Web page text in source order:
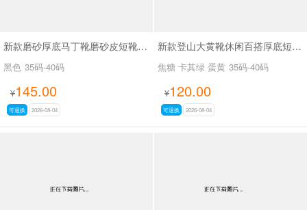
新款磨砂厚底马丁靴磨砂皮短靴SA7062
黑色 35码-40码
¥145.00
可退换 2026-08-04
新款登山大黄靴休闲百搭厚底短靴马丁靴SA2676
焦糖 卡其绿 蛋黄 35码-40码
¥120.00
可退换 2026-08-04